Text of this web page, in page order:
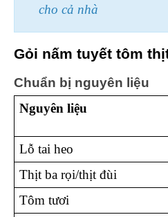
cho cả nhà
Gỏi nấm tuyết tôm
Chuẩn bị nguyên liệu
Nguyên liệu
Lỗ tai heo
Thịt ba rọi/thịt đùi
Tôm tươi